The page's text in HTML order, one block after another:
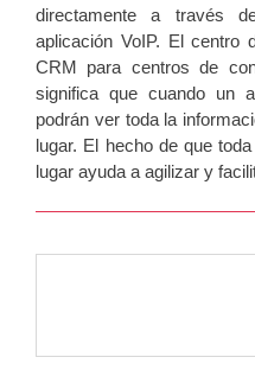
directamente a través
aplicación VoIP. El centro
CRM para centros de
significa que cuando un
podrán ver toda la
lugar. El hecho de que
lugar ayuda a agilizar y